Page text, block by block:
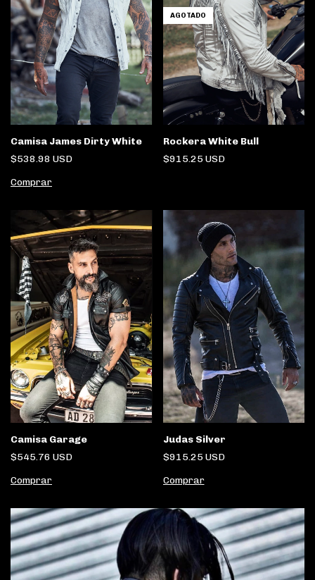
Camisa James Dirty White
$538.98 USD
Comprar
AGOTADO
Rockera White Bull
$915.25 USD
Camisa Garage
$545.76 USD
Comprar
Judas Silver
$915.25 USD
Comprar